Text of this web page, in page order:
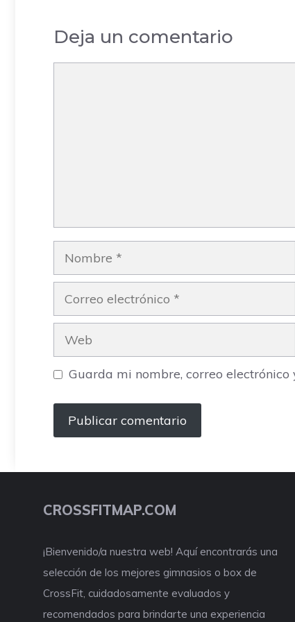
Deja un comentario
Nombre
Correo
electrónico
Web
Guarda mi nombre, correo
CROSSFITMAP.COM
¡Bienvenido/a nuestra web! Aquí encontrarás una
selección de los mejores gimnasios o box de
CrossFit, cuidadosamente evaluados y
recomendados para brindarte una experiencia